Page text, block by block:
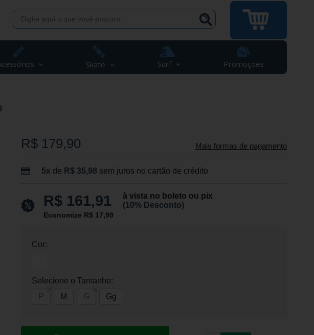
Skate Surf Promoções
R$ 179,90 Mais formas de pagamento
5x de R$ 35,98 sem juros no cartão de crédito
R$ 161,91
à vista no boleto ou pix
(10% Desconto)
Economize R$ 17,99
Cor:
Selecione o Tamanho:
P
M G Gg